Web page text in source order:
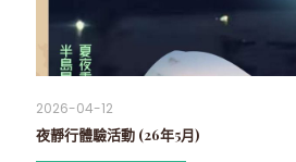
2026-04-12
夜靜行體驗活動 (26年5月)